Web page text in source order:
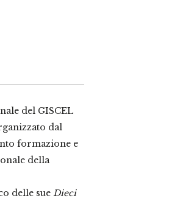
del GISCEL
dal
formazione e
della
delle sue Dieci